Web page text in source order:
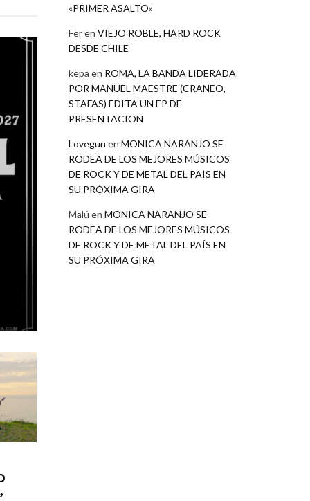
«PRIMER ASALTO»
Feren VIEJO ROBLE, HARD ROCK
DESDE CHILE
kepa en ROMA, LA BANDA LIDERADA
POR MANUEL MAESTRE (CRANEO,
STAFAS) EDITA UN EP DE
PRESENTACION
Lovegun en MONICA NARANJO SE
RODEA DE LOS MEJORES MÚSICOS
DE ROCK Y DE METAL DEL PAÍS EN
SU PRÓXIMA GIRA
Malú en MONICA NARANJO SE
RODEA DE LOS MEJORES MÚSICOS
DE ROCK Y DE METAL DEL PAÍS EN
SU PRÓXIMA GIRA